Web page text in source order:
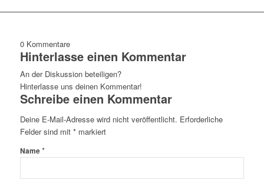
0 Kommentare
Hinterlasse einen Kommentar
An der Diskussion beteiligen?
Hinterlasse uns deinen Kommentar!
Schreibe einen Kommentar
Deine E-Mail-Adresse wird nicht veröffentlicht. Erforderliche
Felder sind mit *markiert
Name*